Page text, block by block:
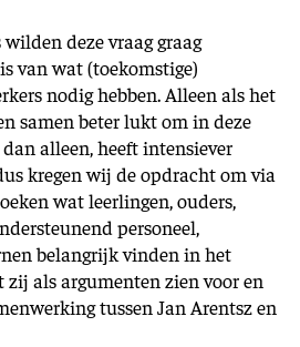
deze vraag graag
van wat (toekomstige)
nodig hebben. Alleen als het
samen beter lukt om in deze
alleen, heeft intensiever
kregen wij de opdracht om via
wat leerlingen, ouders,
personeel,
belangrijk vinden in het
als argumenten zien voor en
tussen Jan Arentsz en